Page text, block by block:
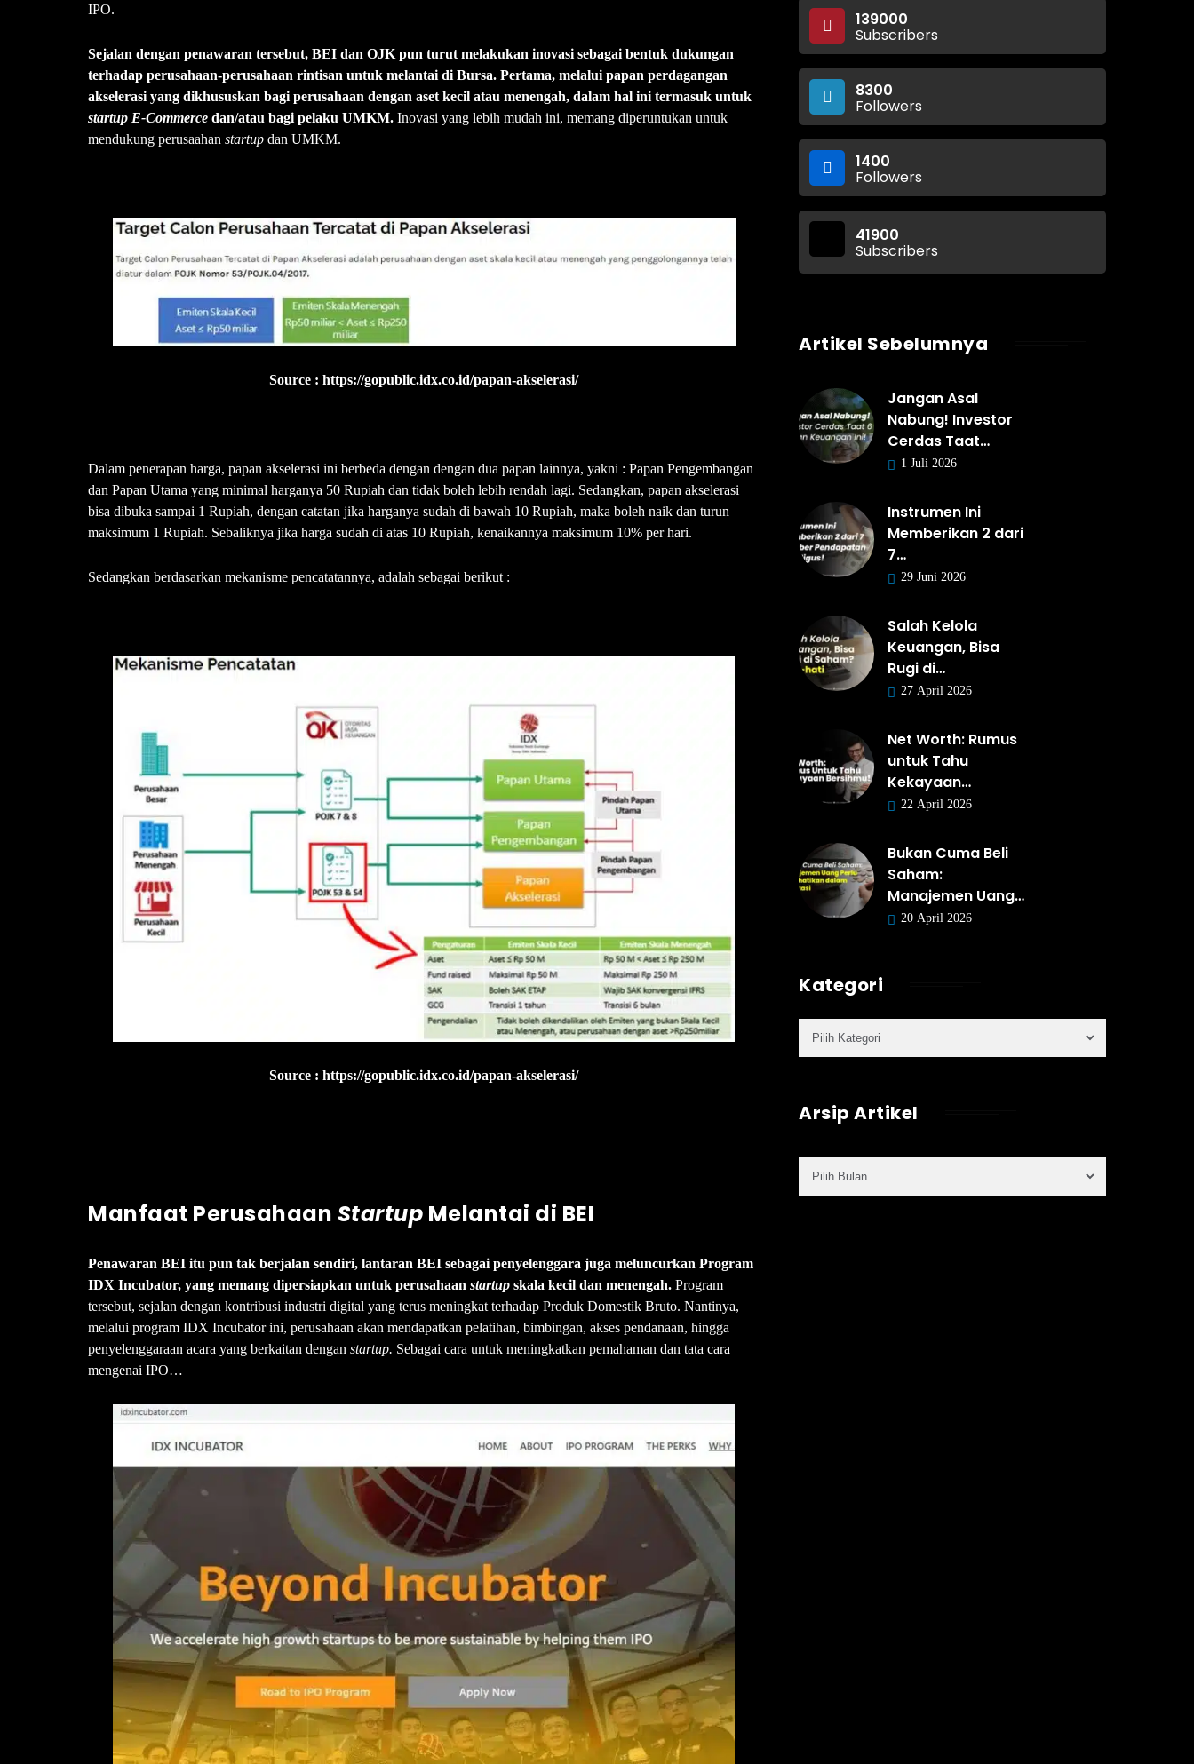
IPO.
Sejalan dengan penawaran tersebut, BEI dan OJK pun turut melakukan inovasi sebagai bentuk dukungan
terhadap perusahaan-perusahaan rintisan untuk melantai di Bursa. Pertama, melalui papan perdagangan
akselerasi yang dikhususkan bagi perusahaan dengan aset kecil atau menengah, dalam hal ini termasuk untuk
startup E-Commerce dan/atau bagi pelaku UMKM. Inovasi yang lebih mudah ini, memang diperuntukan untuk
mendukung perusaahan startup dan UMKM.
Source : https://gopublic.idx.co.id/papan-akselerasi/
Dalam penerapan harga, papan akselerasi ini berbeda dengan dengan dua papan lainnya, yakni : Papan Pengembangan
dan Papan Utama yang minimal harganya 50 Rupiah dan tidak boleh lebih rendah lagi. Sedangkan, papan akselerasi
bisa dibuka sampai 1 Rupiah, dengan catatan jika harganya sudah di bawah 10 Rupiah, maka boleh naik dan turun
maksimum 1 Rupiah. Sebaliknya jika harga sudah di atas 10 Rupiah, kenaikannya maksimum 10% per hari.
Sedangkan berdasarkan mekanisme pencatatannya, adalah sebagai berikut :
Source : https://gopublic.idx.co.id/papan-akselerasi/
Manfaat Perusahaan Startup Melantai di BEI
Penawaran BEI itu pun tak berjalan sendiri, lantaran BEI sebagai penyelenggara juga meluncurkan Program
IDX Incubator, yang memang dipersiapkan untuk perusahaan startup skala kecil dan menengah. Program
tersebut, sejalan dengan kontribusi industri digital yang terus meningkat terhadap Produk Domestik Bruto. Nantinya,
melalui program IDX Incubator ini, perusahaan akan mendapatkan pelatihan, bimbingan, akses pendanaan, hingga
penyelenggaraan acara yang berkaitan dengan startup. Sebagai cara untuk meningkatkan pemahaman dan tata cara
mengenai IPO…
139000
Subscribers
8300
Followers
1400
Followers
41900
Subscribers
Artikel Sebelumnya
Jangan Asal
Nabung! Investor
Cerdas Taat…
1 Juli 2026
Instrumen Ini
Memberikan 2 dari
7…
29 Juni 2026
Salah Kelola
Keuangan, Bisa
Rugi di…
27 April 2026
Net Worth: Rumus
untuk Tahu
Kekayaan…
22 April 2026
Bukan Cuma Beli
Saham:
Manajemen Uang…
20 April 2026
Kategori
Arsip Artikel